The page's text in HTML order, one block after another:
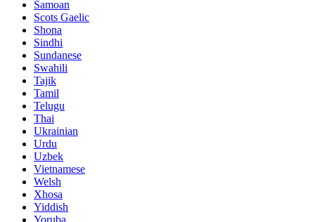
Samoan
Scots Gaelic
Shona
Sindhi
Sundanese
Swahili
Tajik
Tamil
Telugu
Thai
Ukrainian
Urdu
Uzbek
Vietnamese
Welsh
Xhosa
Yiddish